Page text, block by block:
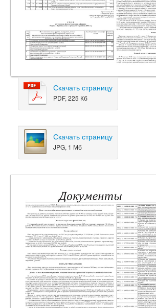
Скачать страницу
PDF, 225 Кб
Скачать страницу
JPG, 1 Мб